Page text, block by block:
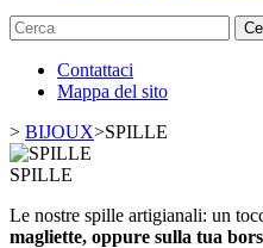
Contattaci
Mappa del sito
> BIJOUX>SPILLE
SPILLE
Le nostre spille artigianali: un
magliette, oppure sulla tua